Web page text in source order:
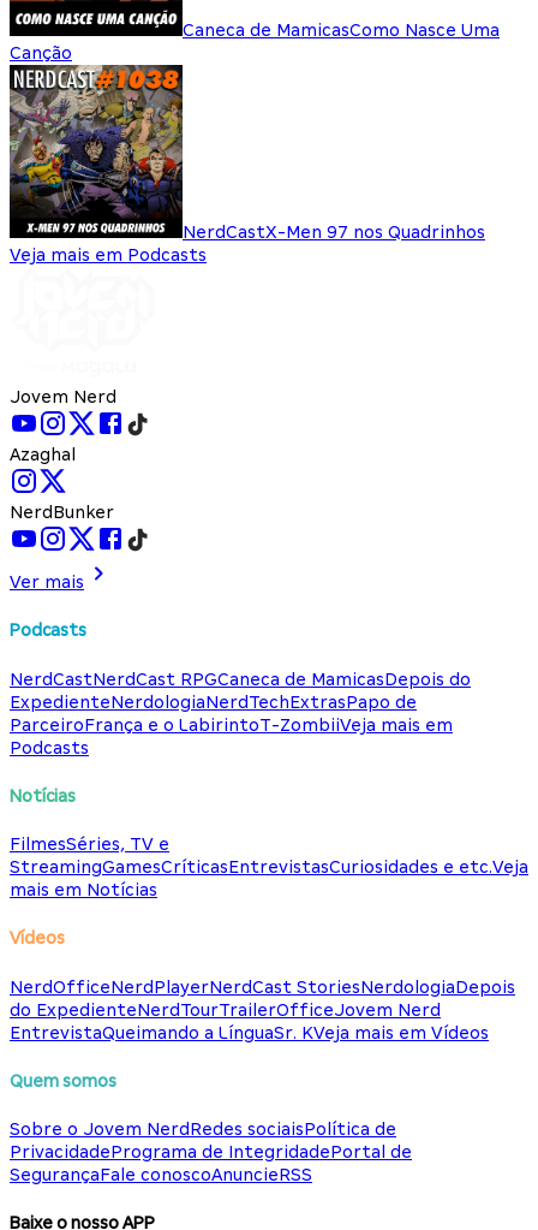
Caneca de MamicasComo Nasce Uma
Canção
NerdCastX-Men 97 nos Quadrinhos
Veja mais em Podcasts
Jovem Nerd
Azaghal
NerdBunker
Ver mais
Podcasts
NerdCastNerdCast RPGCaneca de MamicasDepois do
ExpedienteNerdologiaNerdTechExtrasPapo de
ParceiroFrança e o LabirintoT-ZombiiVeja mais em
Podcasts
Notícias
FilmesSéries, TV e
StreamingGamesCríticasEntrevistasCuriosidades e etc.Veja
mais em Notícias
Vídeos
NerdOfficeNerdPlayerNerdCast StoriesNerdologiaDepois
do ExpedienteNerdTourTrailerOfficeJovem Nerd
EntrevistaQueimando a LínguaSr. KVeja mais em Vídeos
Quem somos
Sobre o Jovem NerdRedes sociaisPolítica de
PrivacidadePrograma de IntegridadePortal de
SegurançaFale conoscoAnuncieRSS
Baixe o nosso APP